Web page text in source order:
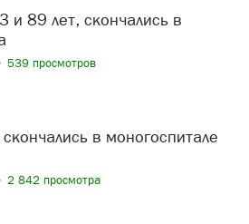
539 просмотров
2 842 просмотра